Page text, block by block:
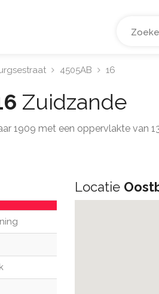
4505AB 16
Zuidzande
1909 met een oppervlakte van
Locatie